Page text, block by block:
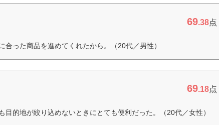
69.38点
合った商品を進めてくれたから。（20代／男性）
69.18点
目的地が絞り込めないときにとても便利だった。（20代／女性）